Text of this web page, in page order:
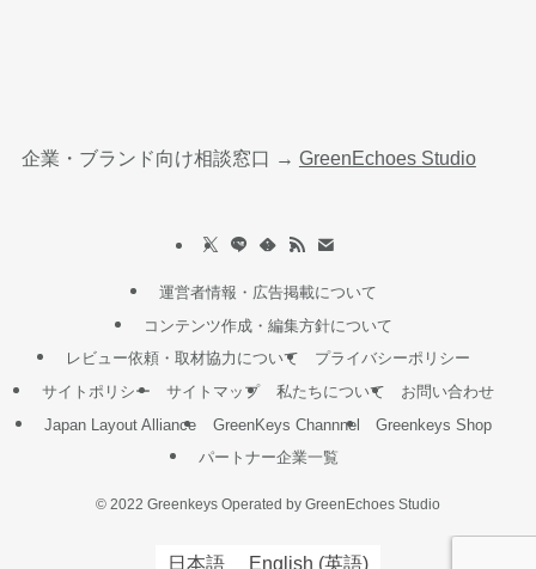
企業・ブランド向け相談窓口 → GreenEchoes Studio
運営者情報・広告掲載について
コンテンツ作成・編集方針について
レビュー依頼・取材協力について
プライバシーポリシー
サイトポリシー
サイトマップ 私たちについて
お問い合わせ
Japan Layout Alliance
GreenKeys Channnel
Greenkeys Shop
パートナー企業一覧
© 2022 Greenkeys Operated by GreenEchoes Studio
日本語 English (英語)